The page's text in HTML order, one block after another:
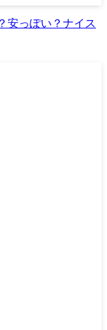
安っぽい？ナイス